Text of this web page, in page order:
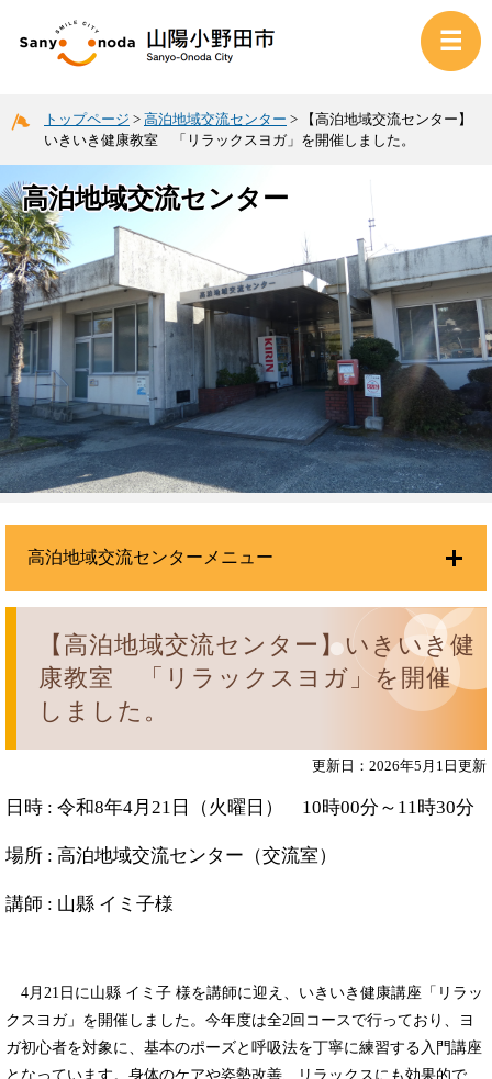
トップページ > 高泊地域交流センター >
【高泊地域交流センター】
いきいき健康教室 「リラックスヨガ」を開催しました。
高泊地域交流センター
【高泊地域交流センター】いきいき健
康教室 「リラックスヨガ」を開催
しました。
更新日：2026年5月1日更新
日時 : 令和8年4月21日（火曜日） 10時00分～11時30分
場所 : 高泊地域交流センター（交流室）
講師 : 山縣 イミ子様
4月21日に山縣 イミ子 様を講師に迎え、いきいき健康講座「リラッ
クスヨガ」を開催しました。今年度は全2回コースで行っており、ヨ
ガ初心者を対象に、基本のポーズと呼吸法を丁寧に練習する入門講座
となっています。身体のケアや姿勢改善、リラックスにも効果的で、
高泊地域交流センターメニュー